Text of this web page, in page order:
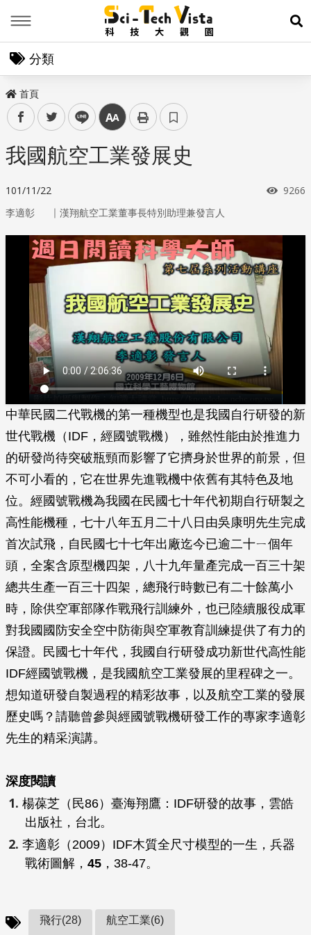
展
分類
首頁
facebooktwitter line 中
我國航空工業發展史
101/11/22 瀏覽
9266
李適彰 ｜ 漢翔航空工業董事長特別助理兼發言人
中華民國二代戰機的第一種機型也是我國自行研發的新
世代戰機（IDF，經國號戰機），雖然性能由於推進力
的研發尚待突破瓶頸而影響了它擠身於世界的前景，但
不可小看的，它在世界先進戰機中依舊有其特色及地
位。經國號戰機為我國在民國七十年代初期自行研製之
高性能機種，七十八年五月二十八日由吳康明先生完成
首次試飛，自民國七十七年出廠迄今已逾二十ㄧ個年
頭，全案含原型機四架，八十九年量產完成一百三十架
總共生產一百三十四架，總飛行時數已有二十餘萬小
時，除供空軍部隊作戰飛行訓練外，也已陸續服役成軍
對我國國防安全空中防衛與空軍教育訓練提供了有力的
保證。民國七十年代，我國自行研發成功新世代高性能
IDF經國號戰機，是我國航空工業發展的里程碑之一。
想知道研發自製過程的精彩故事，以及航空工業的發展
歷史嗎？請聽曾參與經國號戰機研發工作的專家李適彰
先生的精采演講。
深度閱讀
楊葆芝（民86） 臺海翔鷹：IDF研發的故事 ，雲皓
出版社，台北。
李適彰（2009）IDF木質全尺寸模型的一生， 兵器
戰術圖解 ， 45 ，38-47。
飛行(28) 航空工業(6)